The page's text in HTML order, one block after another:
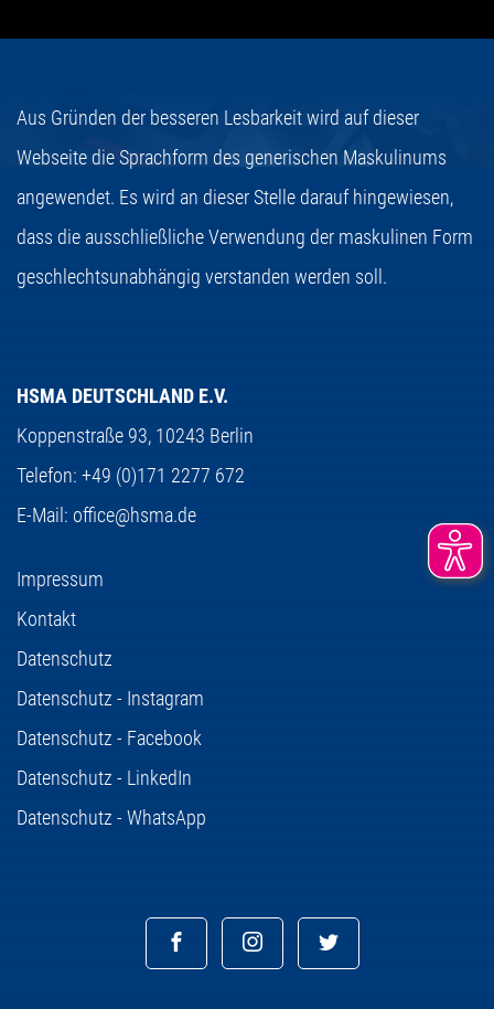
Aus Gründen der besseren Lesbarkeit wird auf dieser
Webseite die Sprachform des generischen Maskulinums
angewendet. Es wird an dieser Stelle darauf hingewiesen,
dass die ausschließliche Verwendung der maskulinen Form
geschlechtsunabhängig verstanden werden soll.
HSMA DEUTSCHLAND E.V.
Koppenstraße 93, 10243 Berlin
Telefon: +49 (0)171 2277 672
E-Mail: office@hsma.de
Impressum
Kontakt
Datenschutz
Datenschutz - Instagram
Datenschutz - Facebook
Datenschutz - LinkedIn
Datenschutz - WhatsApp